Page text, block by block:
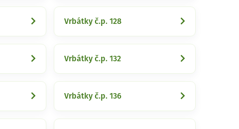
Vrbátky č.p. 128
Vrbátky č.p. 132
Vrbátky č.p. 136